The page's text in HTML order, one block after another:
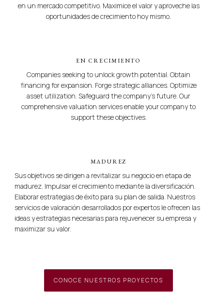
en un mercado competitivo. Maximice el valor y aproveche las
oportunidades de crecimiento hoy mismo.
EN CRECIMIENTO
Companies seeking to unlock growth potential. Obtain
financing for expansion. Forge strategic alliances. Optimize
asset utilization. Safeguard the company’s future. Our
comprehensive valuation services enable your company to
support these objectives.
MADUREZ
Sus objetivos se dirigen a revitalizar su negocio en etapa de
madurez. Impulsar el crecimiento mediante la diversificación.
Elaborar estrategias de éxito para su plan de salida. Nuestros
servicios de valoración desarrollados por expertos le ofrecen las
ideas y estrategias necesarias para rejuvenecer su empresa y
maximizar su valor.
CONOCE NUESTROS PROYECTOS